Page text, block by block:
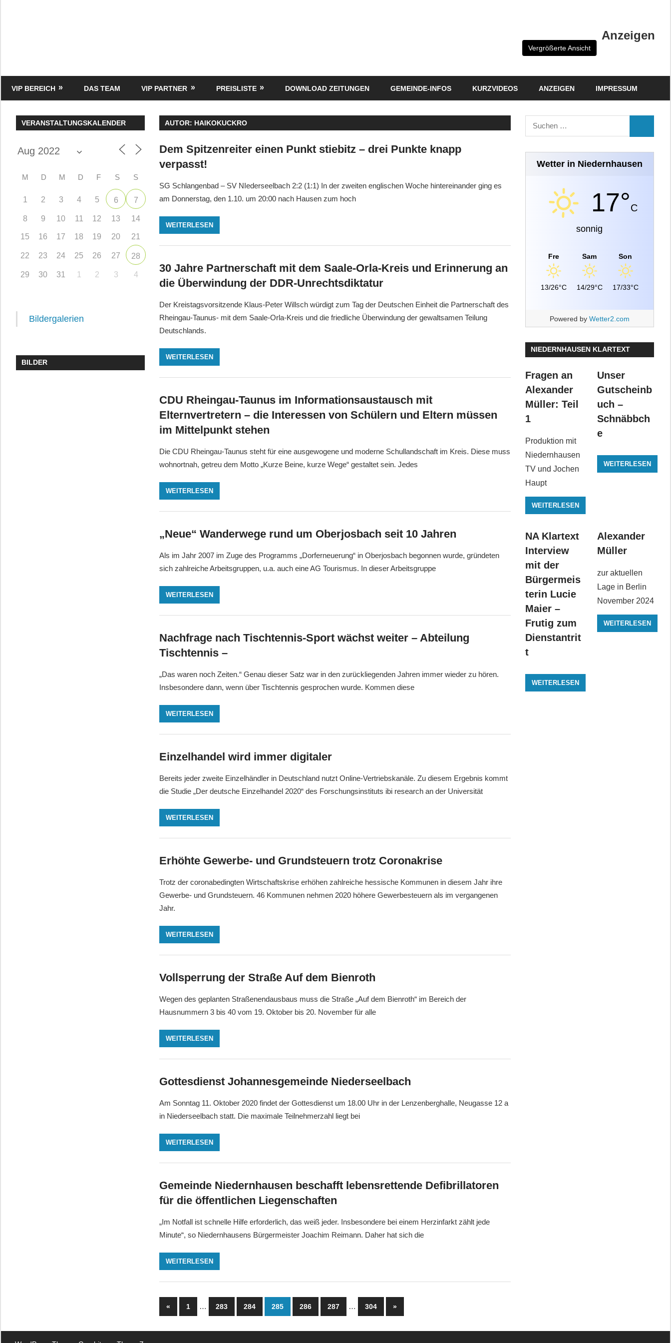
Media
Anzeigen
Vergrößerte Ansicht
VIP BEREICH DAS TEAM VIP PARTNER PREISLISTE DOWNLOAD ZEITUNGEN GEMEINDE-INFOS KURZVIDEOS ANZEIGEN IMPRESSUM
AUTOR: HAIKOKUCKRO
Dem Spitzenreiter einen Punkt stiebitz – drei Punkte knapp
verpasst!
SG Schlangenbad – SV NIederseelbach 2:2 (1:1) In der zweiten englischen Woche hintereinander ging es
am Donnerstag, den 1.10. um 20:00 nach Hausen zum hoch
WEITERLESEN
30 Jahre Partnerschaft mit dem Saale-Orla-Kreis und Erinnerung an
die Überwindung der DDR-Unrechtsdiktatur
Der Kreistagsvorsitzende Klaus-Peter Willsch würdigt zum Tag der Deutschen Einheit die Partnerschaft des
Rheingau-Taunus- mit dem Saale-Orla-Kreis und die friedliche Überwindung der gewaltsamen Teilung
Deutschlands.
WEITERLESEN
CDU Rheingau-Taunus im Informationsaustausch mit
Elternvertretern – die Interessen von Schülern und Eltern müssen
im Mittelpunkt stehen
Die CDU Rheingau-Taunus steht für eine ausgewogene und moderne Schullandschaft im Kreis. Diese muss
wohnortnah, getreu dem Motto „Kurze Beine, kurze Wege“ gestaltet sein. Jedes
WEITERLESEN
„Neue“ Wanderwege rund um Oberjosbach seit 10 Jahren
Als im Jahr 2007 im Zuge des Programms „Dorferneuerung“ in Oberjosbach begonnen wurde, gründeten
sich zahlreiche Arbeitsgruppen, u.a. auch eine AG Tourismus. In dieser Arbeitsgruppe
WEITERLESEN
Nachfrage nach Tischtennis-Sport wächst weiter – Abteilung
Tischtennis –
„Das waren noch Zeiten.“ Genau dieser Satz war in den zurückliegenden Jahren immer wieder zu hören.
Insbesondere dann, wenn über Tischtennis gesprochen wurde. Kommen diese
WEITERLESEN
Einzelhandel wird immer digitaler
Bereits jeder zweite Einzelhändler in Deutschland nutzt Online-Vertriebskanäle. Zu diesem Ergebnis kommt
die Studie „Der deutsche Einzelhandel 2020“ des Forschungsinstituts ibi research an der Universität
WEITERLESEN
Erhöhte Gewerbe- und Grundsteuern trotz Coronakrise
Trotz der coronabedingten Wirtschaftskrise erhöhen zahlreiche hessische Kommunen in diesem Jahr ihre
Gewerbe- und Grundsteuern. 46 Kommunen nehmen 2020 höhere Gewerbesteuern als im vergangenen
Jahr.
WEITERLESEN
Vollsperrung der Straße Auf dem Bienroth
Wegen des geplanten Straßenendausbaus muss die Straße „Auf dem Bienroth“ im Bereich der
Hausnummern 3 bis 40 vom 19. Oktober bis 20. November für alle
WEITERLESEN
Gottesdienst Johannesgemeinde Niederseelbach
Am Sonntag 11. Oktober 2020 findet der Gottesdienst um 18.00 Uhr in der Lenzenberghalle, Neugasse 12 a
in Niederseelbach statt. Die maximale Teilnehmerzahl liegt bei
WEITERLESEN
Gemeinde Niedernhausen beschafft lebensrettende Defibrillatoren
für die öffentlichen Liegenschaften
„Im Notfall ist schnelle Hilfe erforderlich, das weiß jeder. Insbesondere bei einem Herzinfarkt zählt jede
Minute“, so Niedernhausens Bürgermeister Joachim Reimann. Daher hat sich die
WEITERLESEN
Seitennummerierung
« Vorherige
Beiträge
1 … 283 284 285 286 287 … 304
Nächste
Beiträge
»
VERANSTALTUNGSKALENDER
M D M D F S S
1 2 3 4 5 6 7
8 9 10 11 12 13 14
15 16 17 18 19 20 21
22 23 24 25 26 27 28
29 30 31 1 2 3 4
Bildergalerien
BILDER
Suchen
nach:
Wetter in Niedernhausen
17°C
sonnig
Fre
13/26°C
Sam
14/29°C
Son
17/33°C
Powered by Wetter2.com
NIEDERNHAUSEN KLARTEXT
Fragen an
Alexander
Müller: Teil
1
Produktion mit
Niedernhausen
TV und Jochen
Haupt
WEITERLESEN
Unser
Gutscheinb
uch –
Schnäbbch
e
WEITERLESEN
NA Klartext
Interview
mit der
Bürgermeis
terin Lucie
Maier –
Frutig zum
Dienstantrit
t
WEITERLESEN
Alexander
Müller
zur aktuellen
Lage in Berlin
November 2024
WEITERLESEN